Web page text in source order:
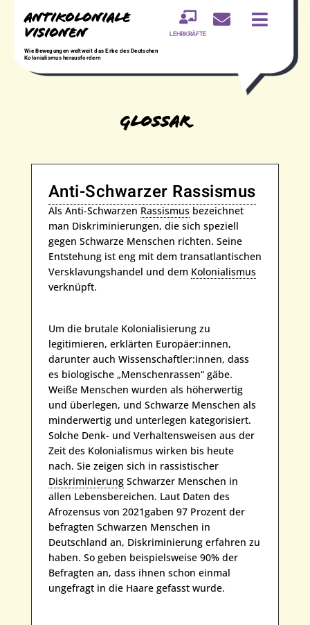
Antikoloniale
Visionen
Wie Bewegungen weltweit das Erbe des Deutschen
Kolonialismus herausfordern

LEHRKRÄFTE
 
Glossar
Anti-Schwarzer Rassismus
Als Anti-Schwarzen Rassismusbezeichnet
man Diskriminierungen, die sich speziell
gegen Schwarze Menschen richten. Seine
Entstehung ist eng mit dem transatlantischen
Versklavungshandel und dem Kolonialismus
verknüpft.
Um die brutale Kolonialisierung zu
legitimieren, erklärten Europäer:innen,
darunter auch Wissenschaftler:innen, dass
es biologische „Menschenrassen“ gäbe.
Weiße Menschen wurden als höherwertig
und überlegen, und Schwarze Menschen als
minderwertig und unterlegen kategorisiert.
Solche Denk- und Verhaltensweisen aus der
Zeit des Kolonialismus wirken bis heute
nach. Sie zeigen sich in rassistischer
DiskriminierungSchwarzer Menschen in
allen Lebensbereichen. Laut Daten des
Afrozensus von 2021gaben 97 Prozent der
befragten Schwarzen Menschen in
Deutschland an, Diskriminierung erfahren zu
haben. So geben beispielsweise 90% der
Befragten an, dass ihnen schon einmal
ungefragt in die Haare gefasst wurde.